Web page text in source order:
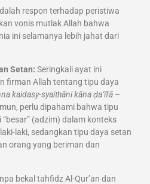
respon terhadap peristiwa
vonis mutlak Allah bahwa
ini selamanya lebih jahat dari
Setan: Seringkali ayat ini
firman Allah tentang tipu daya
kaidasy-syaithāni kāna ḍa‘īfā –
perlu dipahami bahwa tipu
(adzim) dalam konteks
laki, sedangkan tipu daya setan
orang yang beriman dan
bekal tahfidz Al-Qur’an dan